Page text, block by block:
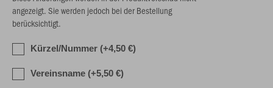
angezeigt. Sie werden jedoch bei der Bestellung
berücksichtigt.
Kürzel/Nummer (+4,50 €)
Vereinsname (+5,50 €)